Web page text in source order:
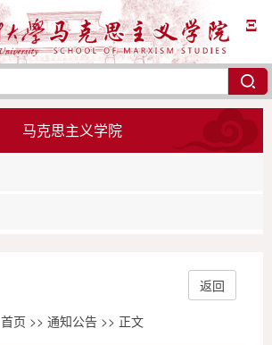
Ξ
马克思主义学院
首页 >> 通知公告 >> 正文
返回